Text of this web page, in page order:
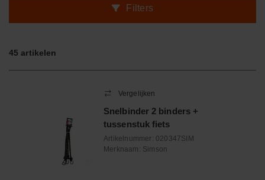
Filters
45 artikelen
Vergelijken
Snelbinder 2 binders +
tussenstuk fiets
Artikelnummer: 020347SIM
Merknaam: Simson